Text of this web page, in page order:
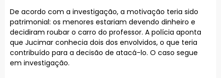
De acordo com a investigação, a motivação teria sido
patrimonial: os menores estariam devendo dinheiro e
decidiram roubar o carro do professor. A polícia aponta
que Jucimar conhecia dois dos envolvidos, o que teria
contribuído para a decisão de atacá-lo. O caso segue
em investigação.